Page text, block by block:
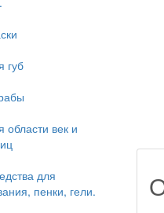
губ
области век и
для
пенки, гели.